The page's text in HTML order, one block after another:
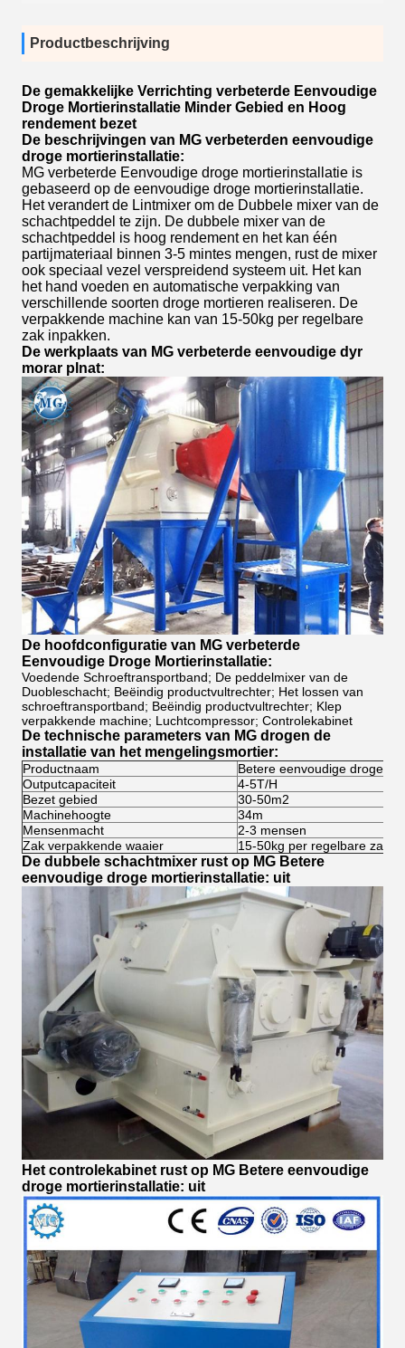
Productbeschrijving
De gemakkelijke Verrichting verbeterde Eenvoudige
Droge Mortierinstallatie Minder Gebied en Hoog
rendement bezet
De beschrijvingen van MG verbeterden eenvoudige
droge mortierinstallatie:
MG verbeterde Eenvoudige droge mortierinstallatie is
gebaseerd op de eenvoudige droge mortierinstallatie.
Het verandert de Lintmixer om de Dubbele mixer van de
schachtpeddel te zijn. De dubbele mixer van de
schachtpeddel is hoog rendement en het kan één
partijmateriaal binnen 3-5 mintes mengen, rust de mixer
ook speciaal vezel verspreidend systeem uit. Het kan
het hand voeden en automatische verpakking van
verschillende soorten droge mortieren realiseren. De
verpakkende machine kan van 15-50kg per regelbare
zak inpakken.
De werkplaats van MG verbeterde eenvoudige dyr
morar plnat:
De hoofdconfiguratie van MG verbeterde
Eenvoudige Droge Mortierinstallatie:
Voedende Schroeftransportband; De peddelmixer van de
Duobleschacht; Beëindig productvultrechter; Het lossen van
schroeftransportband; Beëindig productvultrechter; Klep
verpakkende machine; Luchtcompressor; Controlekabinet
De technische parameters van MG drogen de
installatie van het mengelingsmortier:
Productnaam
Betere eenvoudige droge
Outputcapaciteit
4-5T/H
Bezet gebied
30-50m2
Machinehoogte
34m
Mensenmacht
2-3 mensen
Zak verpakkende waaier
15-50kg per regelbare zak
De dubbele schachtmixer rust op MG Betere
eenvoudige droge mortierinstallatie: uit
Het controlekabinet rust op MG Betere eenvoudige
droge mortierinstallatie: uit